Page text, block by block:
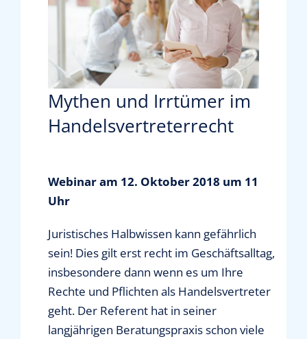
News & Presse
Informationen für Vertriebsunternehmer
Mediathek
Mythen und Irrtümer im
Handelsvertreterrecht
Webinar am 12. Oktober 2018 um 11
Uhr
Juristisches Halbwissen kann gefährlich
sein! Dies gilt erst recht im Geschäftsalltag,
insbesondere dann wenn es um Ihre
Rechte und Pflichten als Handelsvertreter
geht. Der Referent hat in seiner
langjährigen Beratungspraxis schon viele